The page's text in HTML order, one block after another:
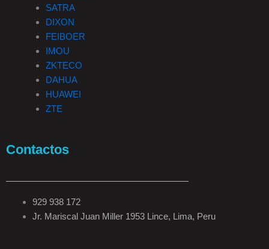
SATRA
DIXON
FEIBOER
IMOU
ZKTECO
DAHUA
HUAWEI
ZTE
Contactos
929 938 172
Jr. Mariscal Juan Miller 1953 Lince, Lima, Peru